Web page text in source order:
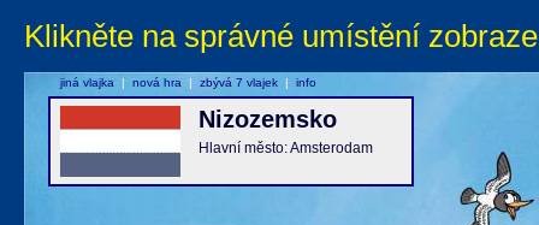
Klikněte na správné umístění
Nizozemsko
Hlavní město: Amsterodam
jiná vlajka | nová hra | zbývá 7 vlajek | info